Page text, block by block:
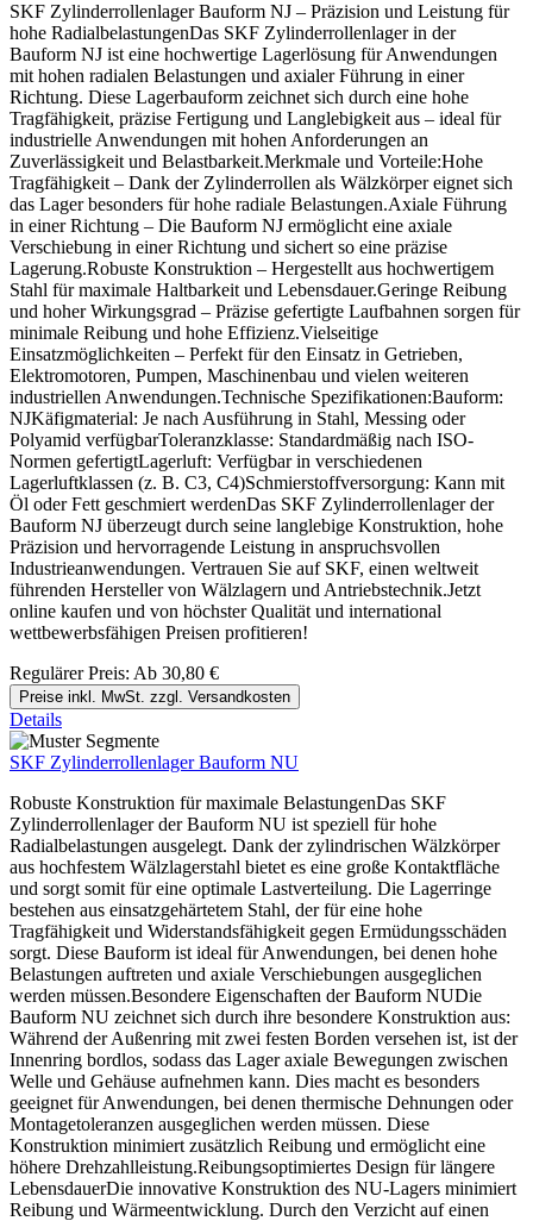
SKF Zylinderrollenlager Bauform NJ – Präzision und Leistung für
hohe RadialbelastungenDas SKF Zylinderrollenlager in der
Bauform NJ ist eine hochwertige Lagerlösung für Anwendungen
mit hohen radialen Belastungen und axialer Führung in einer
Richtung. Diese Lagerbauform zeichnet sich durch eine hohe
Tragfähigkeit, präzise Fertigung und Langlebigkeit aus – ideal für
industrielle Anwendungen mit hohen Anforderungen an
Zuverlässigkeit und Belastbarkeit.Merkmale und Vorteile:Hohe
Tragfähigkeit – Dank der Zylinderrollen als Wälzkörper eignet sich
das Lager besonders für hohe radiale Belastungen.Axiale Führung
in einer Richtung – Die Bauform NJ ermöglicht eine axiale
Verschiebung in einer Richtung und sichert so eine präzise
Lagerung.Robuste Konstruktion – Hergestellt aus hochwertigem
Stahl für maximale Haltbarkeit und Lebensdauer.Geringe Reibung
und hoher Wirkungsgrad – Präzise gefertigte Laufbahnen sorgen für
minimale Reibung und hohe Effizienz.Vielseitige
Einsatzmöglichkeiten – Perfekt für den Einsatz in Getrieben,
Elektromotoren, Pumpen, Maschinenbau und vielen weiteren
industriellen Anwendungen.Technische Spezifikationen:Bauform:
NJKäfigmaterial: Je nach Ausführung in Stahl, Messing oder
Polyamid verfügbarToleranzklasse: Standardmäßig nach ISO-
Normen gefertigtLagerluft: Verfügbar in verschiedenen
Lagerluftklassen (z. B. C3, C4)Schmierstoffversorgung: Kann mit
Öl oder Fett geschmiert werdenDas SKF Zylinderrollenlager der
Bauform NJ überzeugt durch seine langlebige Konstruktion, hohe
Präzision und hervorragende Leistung in anspruchsvollen
Industrieanwendungen. Vertrauen Sie auf SKF, einen weltweit
führenden Hersteller von Wälzlagern und Antriebstechnik.Jetzt
online kaufen und von höchster Qualität und international
wettbewerbsfähigen Preisen profitieren!
Regulärer Preis: Ab 30,80 €
Preise inkl. MwSt. zzgl. Versandkosten
Details
SKF Zylinderrollenlager Bauform NU
Robuste Konstruktion für maximale BelastungenDas SKF
Zylinderrollenlager der Bauform NU ist speziell für hohe
Radialbelastungen ausgelegt. Dank der zylindrischen Wälzkörper
aus hochfestem Wälzlagerstahl bietet es eine große Kontaktfläche
und sorgt somit für eine optimale Lastverteilung. Die Lagerringe
bestehen aus einsatzgehärtetem Stahl, der für eine hohe
Tragfähigkeit und Widerstandsfähigkeit gegen Ermüdungsschäden
sorgt. Diese Bauform ist ideal für Anwendungen, bei denen hohe
Belastungen auftreten und axiale Verschiebungen ausgeglichen
werden müssen.Besondere Eigenschaften der Bauform NUDie
Bauform NU zeichnet sich durch ihre besondere Konstruktion aus:
Während der Außenring mit zwei festen Borden versehen ist, ist der
Innenring bordlos, sodass das Lager axiale Bewegungen zwischen
Welle und Gehäuse aufnehmen kann. Dies macht es besonders
geeignet für Anwendungen, bei denen thermische Dehnungen oder
Montagetoleranzen ausgeglichen werden müssen. Diese
Konstruktion minimiert zusätzlich Reibung und ermöglicht eine
höhere Drehzahlleistung.Reibungsoptimiertes Design für längere
LebensdauerDie innovative Konstruktion des NU-Lagers minimiert
Reibung und Wärmeentwicklung. Durch den Verzicht auf einen